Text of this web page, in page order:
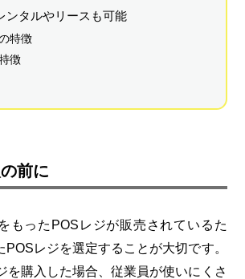
ンタルやリースも可能
特徴
徴
前に
もったPOSレジが販売されているた
レジを選定することが大切です。
を購入した場合、従業員が使いにくさ